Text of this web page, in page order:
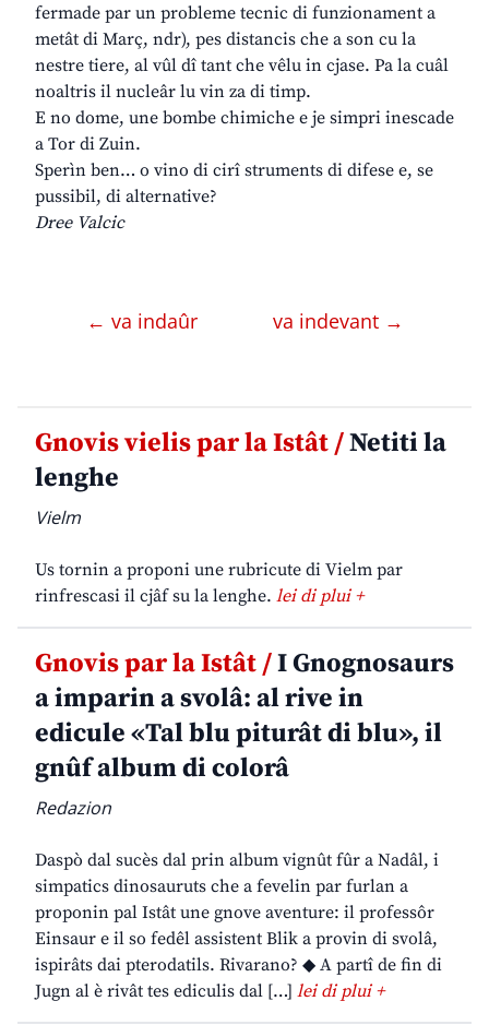
fermade par un probleme tecnic di funzionament a
metât di Març, ndr), pes distancis che a son cu la
nestre tiere, al vûl dî tant che vêlu in cjase. Pa la cuâl
noaltris il nucleâr lu vin za di timp.
E no dome, une bombe chimiche e je simpri inescade
a Tor di Zuin.
Sperìn ben… o vino di cirî struments di difese e, se
pussibil, di alternative?
Dree Valcic
← va indaûr va indevant →
Gnovis vielis par la Istât /Netiti la
lenghe
Vielm
Us tornin a proponi une rubricute di Vielm par
rinfrescasi il cjâf su la lenghe. lei di plui +
Gnovis par la Istât /I Gnognosaurs
a imparin a svolâ: al rive in
edicule «Tal blu piturât di blu», il
gnûf album di colorâ
Redazion
Daspò dal sucès dal prin album vignût fûr a Nadâl, i
simpatics dinosauruts che a fevelin par furlan a
proponin pal Istât une gnove aventure: il professôr
Einsaur e il so fedêl assistent Blik a provin di svolâ,
ispirâts dai pterodatils. Rivarano? ◆ A partî de fin di
Jugn al è rivât tes ediculis dal […] lei di plui +